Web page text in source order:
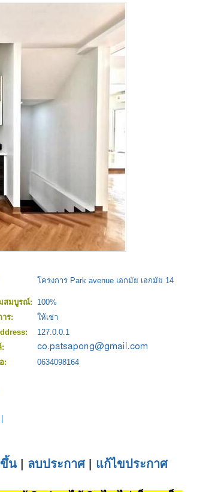
โครงการ Park avenue เอกมัย เอกมัย 14
สมบูรณ์:
100%
าร:
ให้เช่า
127.0.0.1
:
:
0634098164
ขึ้น ลบประกาศ| แก้ไขประกาศ